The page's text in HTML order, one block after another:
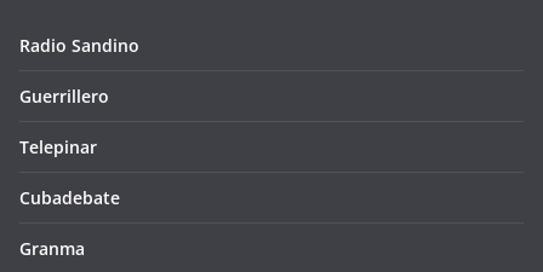
Radio Sandino
Guerrillero
Telepinar
Cubadebate
Granma